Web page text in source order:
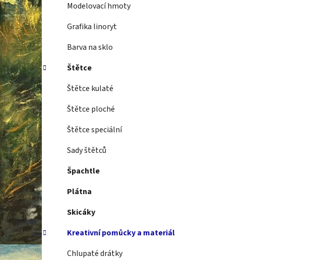
Modelovací hmoty
Grafika linoryt
Barva na sklo
Štětce
Štětce kulaté
Štětce ploché
Štětce speciální
Sady štětců
Špachtle
Plátna
Skicáky
Kreativní pomůcky a materiál
Chlupaté drátky